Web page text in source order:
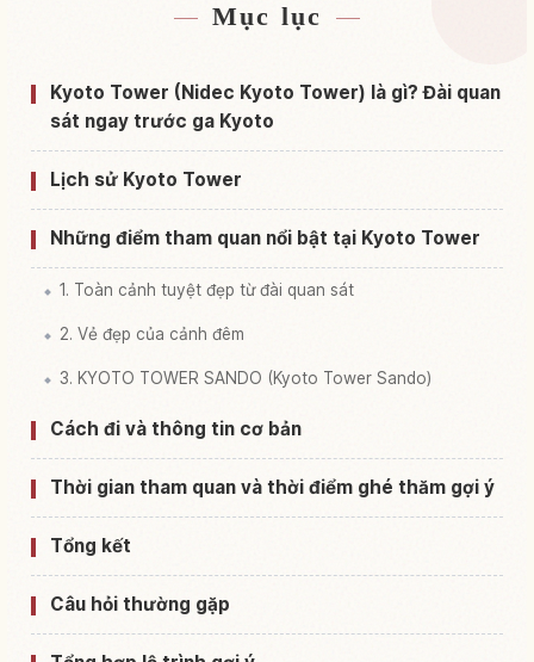
Tìm chỗ ở gần Kyoto Tower, Kyoto
Tìm trải nghiệm tại Kyoto Tower, Kyoto↗
Mục lục
Kyoto Tower (Nidec Kyoto Tower) là gì? Đài quan
sát ngay trước ga Kyoto
Lịch sử Kyoto Tower
Những điểm tham quan nổi bật tại Kyoto Tower
1. Toàn cảnh tuyệt đẹp từ đài quan sát
2. Vẻ đẹp của cảnh đêm
3. KYOTO TOWER SANDO (Kyoto Tower Sando)
Cách đi và thông tin cơ bản
Thời gian tham quan và thời điểm ghé thăm gợi ý
Tổng kết
Câu hỏi thường gặp